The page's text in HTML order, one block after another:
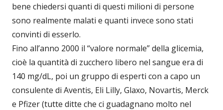
bene chiedersi quanti di questi milioni di persone
sono realmente malati e quanti invece sono stati
convinti di esserlo.
Fino all’anno 2000 il “valore normale” della glicemia,
cioè la quantità di zucchero libero nel sangue era di
140 mg/dL, poi un gruppo di esperti con a capo un
consulente di Aventis, Eli Lilly, Glaxo, Novartis, Merck
e Pfizer (tutte ditte che ci guadagnano molto nel